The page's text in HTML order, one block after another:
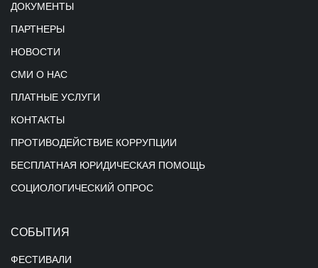
ДОКУМЕНТЫ
ПАРТНЕРЫ
НОВОСТИ
СМИ О НАС
ПЛАТНЫЕ УСЛУГИ
КОНТАКТЫ
ПРОТИВОДЕЙСТВИЕ КОРРУПЦИИ
БЕСПЛАТНАЯ ЮРИДИЧЕСКАЯ ПОМОЩЬ
СОЦИОЛОГИЧЕСКИЙ ОПРОС
СОБЫТИЯ
ФЕСТИВАЛИ